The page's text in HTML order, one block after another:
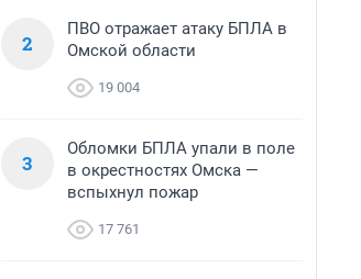
2
ПВО отражает атаку БПЛА в
Омской области
19 004
3
Обломки БПЛА упали в поле
в окрестностях Омска —
вспыхнул пожар
17 761